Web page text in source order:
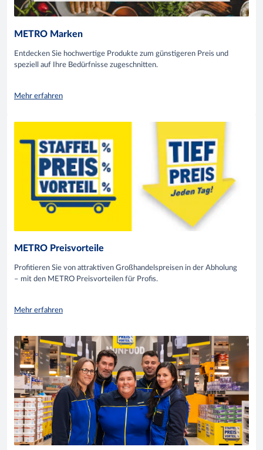
METRO Marken
Entdecken Sie hochwertige Produkte zum günstigeren Preis und
speziell auf Ihre Bedürfnisse zugeschnitten.
Mehr erfahren
METRO Preisvorteile
Profitieren Sie von attraktiven Großhandelspreisen in der Abholung
– mit den METRO Preisvorteilen für Profis.
Mehr erfahren